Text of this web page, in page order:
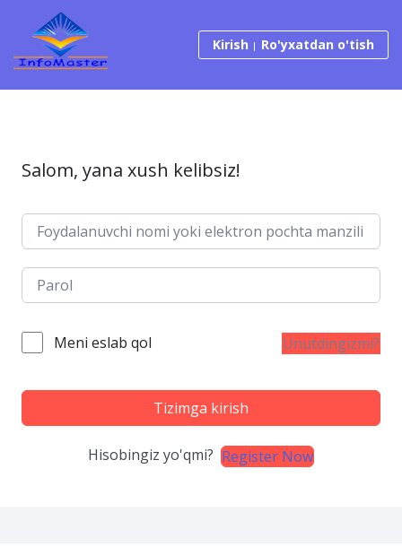
Tarkibga o‘tish
Kirish Ro'yxatdan o'tish
Salom, yana xush kelibsiz!
Meni eslab qol Unutdingizmi?
Tizimga kirish
Hisobingiz yo'qmi? Register Now